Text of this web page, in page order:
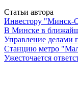
Статьи автора
Инвестору "Минск-
В Минске в
Управление делами
Станцию метро
Ужесточается